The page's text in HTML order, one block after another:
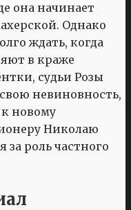
она начинает
Однако
ждать, когда
в краже
судьи Розы
невиновность,
новому
Николаю
за роль частного